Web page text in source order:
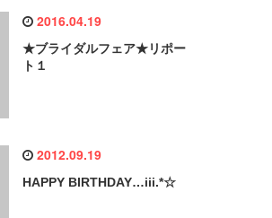
2016.04.19
★ブライダルフェア★リポー
ト１
2012.09.19
HAPPY BIRTHDAY…iii.*☆